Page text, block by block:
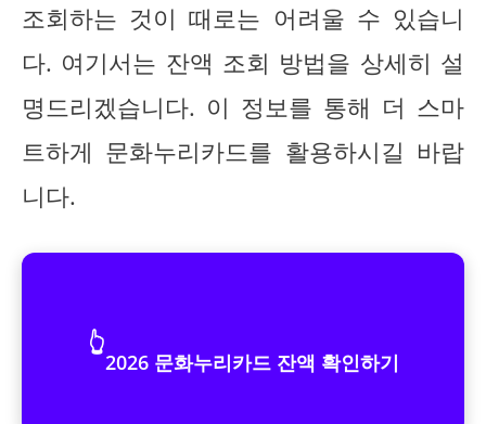
조회하는 것이 때로는 어려울 수 있습니
다. 여기서는 잔액 조회 방법을 상세히 설
명드리겠습니다. 이 정보를 통해 더 스마
트하게 문화누리카드를 활용하시길 바랍
니다.
👆
2026 문화누리카드 잔액 확인하기